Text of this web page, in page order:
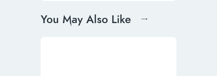
You May Also Like